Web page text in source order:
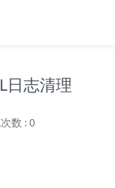
日志清理
数 : 0